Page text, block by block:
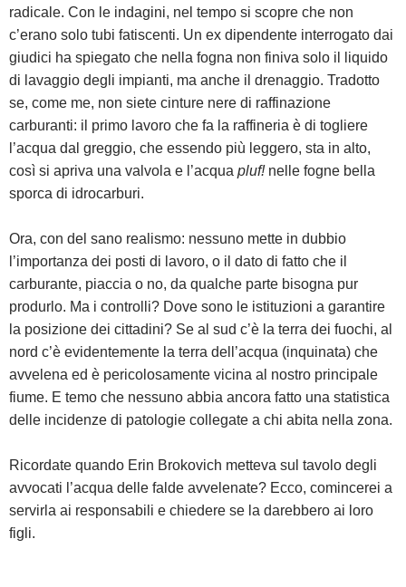
radicale. Con le indagini, nel tempo si scopre che non
c’erano solo tubi fatiscenti. Un ex dipendente interrogato dai
giudici ha spiegato che nella fogna non finiva solo il liquido
di lavaggio degli impianti, ma anche il drenaggio. Tradotto
se, come me, non siete cinture nere di raffinazione
carburanti: il primo lavoro che fa la raffineria è di togliere
l’acqua dal greggio, che essendo più leggero, sta in alto,
così si apriva una valvola e l’acqua pluf! nelle fogne bella
sporca di idrocarburi.
Ora, con del sano realismo: nessuno mette in dubbio
l’importanza dei posti di lavoro, o il dato di fatto che il
carburante, piaccia o no, da qualche parte bisogna pur
produrlo. Ma i controlli? Dove sono le istituzioni a garantire
la posizione dei cittadini? Se al sud c’è la terra dei fuochi, al
nord c’è evidentemente la terra dell’acqua (inquinata) che
avvelena ed è pericolosamente vicina al nostro principale
fiume. E temo che nessuno abbia ancora fatto una statistica
delle incidenze di patologie collegate a chi abita nella zona.
Ricordate quando Erin Brokovich metteva sul tavolo degli
avvocati l’acqua delle falde avvelenate? Ecco, comincerei a
servirla ai responsabili e chiedere se la darebbero ai loro
figli.